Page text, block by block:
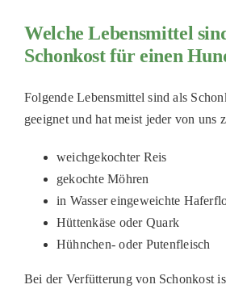
Welche Lebensmittel
Schonkost für einen
Folgende Lebensmittel sind als
geeignet und hat meist jeder von uns
weichgekochter Reis
gekochte Möhren
in Wasser eingeweichte
Hüttenkäse oder Quark
Hühnchen- oder Putenfleisch
Bei der Verfütterung von Schonkost